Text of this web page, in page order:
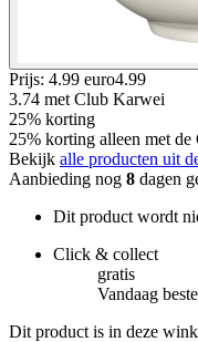
Prijs: 4.99 euro4.99
3.74 met Club Karwei
25% korting
25% korting alleen met
Bekijk alle producten uit
Aanbieding nog 8 dagen
Dit product wordt
Click & collect
gratis
Vandaag
Dit product is in deze